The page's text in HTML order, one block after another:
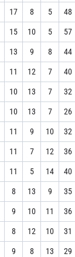
17 8 5 48
15 10 5 57
13 9 8 44
11 12 7 40
10 13 7 32
10 13 7 26
11 9 10 32
11 7 12 36
11 5 14 40
8 13 9 35
9 10 11 36
8 12 10 31
9 8 13 29